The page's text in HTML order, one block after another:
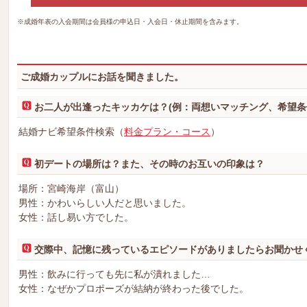
※成婚年表の入会期間は会員様の申込日・入会日・休止期間を含みます。
ご成婚カップルにお話を聞きました。
お二人が出逢ったキッカケは？(例：両想いマッチング、希望
結婚ナビ希望条件検索（料金プラン・コース ）
初デートの場所は？また、その時のお互いの印象は？
場所：宮崎海岸（富山）
男性：かわいらしい人だと思いました。
女性：話し易い方でした。
交際中、記憶に残っているエピソードがありましたらお聞かせ
男性：飲みに行っても先に私が潰れました…
女性：なぜかプロポーズが結納が終わった後でした。